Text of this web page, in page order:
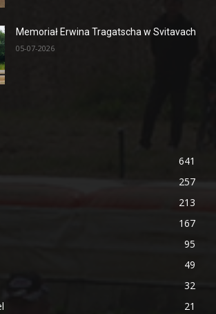
Memoriał Erwina Tragatscha w Svitavach
05-07-2026
641
257
213
167
95
49
32
21